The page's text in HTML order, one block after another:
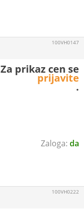
da
100VH0147
Za prikaz cen se
prijavite
.
100VH0222